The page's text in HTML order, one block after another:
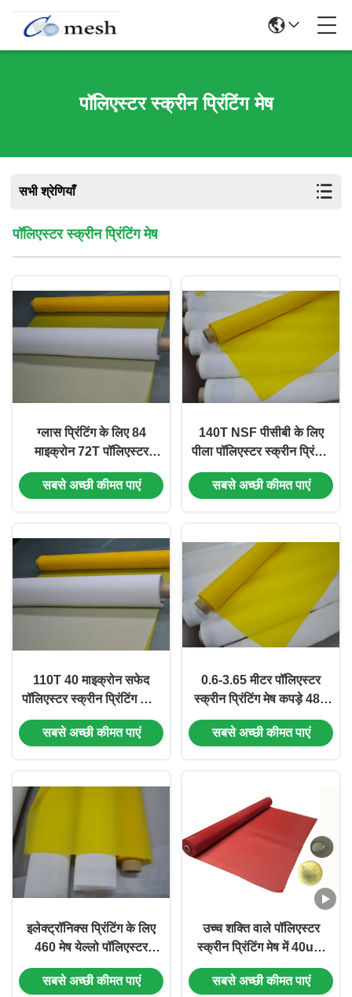
पॉलिएस्टर स्क्रीन प्रिंटिंग मेष
सभी श्रेणियाँ
पॉलिएस्टर स्क्रीन प्रिंटिंग मेष
ग्लास प्रिंटिंग के लिए 84
माइक्रोन 72T पॉलिएस्टर
स्क्रीन प्रिंटिंग मेश
सबसे अच्छी कीमत पाएं
140T NSF पीसीबी के लिए
पीला पॉलिएस्टर स्क्रीन प्रिंटिंग
मेश
सबसे अच्छी कीमत पाएं
110T 40 माइक्रोन सफेद
पॉलिएस्टर स्क्रीन प्रिंटिंग जाल
144 इंच
सबसे अच्छी कीमत पाएं
0.6-3.65 मीटर पॉलिएस्टर
स्क्रीन प्रिंटिंग मेष कपड़े 48t-
70/122 मेष
सबसे अच्छी कीमत पाएं
इलेक्ट्रॉनिक्स प्रिंटिंग के लिए
460 मेष येल्लो पॉलिएस्टर
स्क्रीन प्रिंटिंग मेष
सबसे अच्छी कीमत पाएं
उच्च शक्ति वाले पॉलिएस्टर
स्क्रीन प्रिंटिंग मेष में 40um
उत्कृष्ट रासायनिक प्रतिरोध
सबसे अच्छी कीमत पाएं